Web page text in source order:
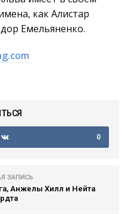
как Алистар
Емельяненко.
0
ЗАПИСЬ
Анжелы Хилл и Нейта